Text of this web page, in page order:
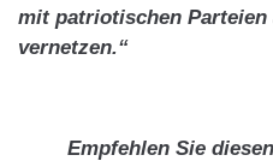
mit patriotischen Parteien
vernetzen.“
Empfehlen Sie